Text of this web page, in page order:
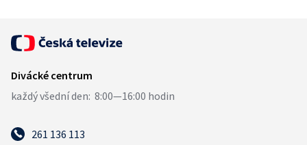
261 136 113